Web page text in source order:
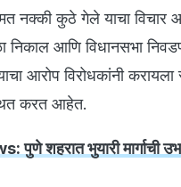
कुठे गेले याचा विचार
आणि विधानसभा
आरोप विरोधकांनी
करत आहेत.
शहरात भुयारी मार्गाची